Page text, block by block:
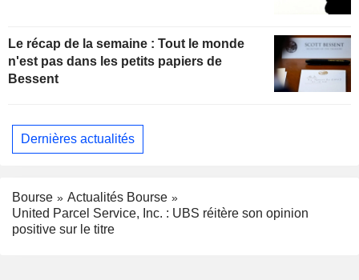
Le récap de la semaine : Tout le monde
n'est pas dans les petits papiers de
Bessent
Dernières actualités
Bourse
Actualités Bourse
United Parcel Service, Inc. : UBS réitère son opinion
positive sur le titre